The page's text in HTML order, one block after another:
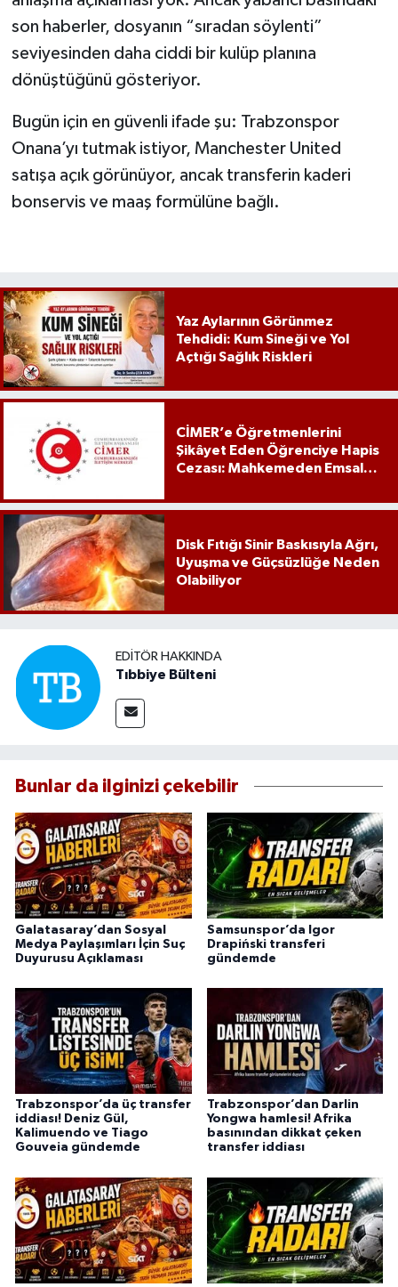
son haberler, dosyanın “sıradan söylenti”
seviyesinden daha ciddi bir kulüp planına
dönüştüğünü gösteriyor.
Bugün için en güvenli ifade şu: Trabzonspor
Onana’yı tutmak istiyor, Manchester United
satışa açık görünüyor, ancak transferin kaderi
bonservis ve maaş formülüne bağlı.
Yaz Aylarının Görünmez
Tehdidi: Kum Sineği ve Yol
Açtığı Sağlık Riskleri
CİMER’e Öğretmenlerini
Şikâyet Eden Öğrenciye Hapis
Cezası: Mahkemeden Emsal
Disk Fıtığı Sinir Baskısıyla Ağrı,
Uyuşma ve Güçsüzlüğe Neden
Olabiliyor
EDITÖR HAKKINDA
Tıbbiye Bülteni
Bunlar da ilginizi çekebilir
Galatasaray’dan Sosyal
Medya Paylaşımları İçin Suç
Duyurusu Açıklaması
Samsunspor’da Igor
Drapiński transferi
gündemde
Trabzonspor’da üç transfer
iddiası! Deniz Gül,
Kalimuendo ve Tiago
Gouveia gündemde
Trabzonspor’dan Darlin
Yongwa hamlesi! Afrika
basınından dikkat çeken
transfer iddiası